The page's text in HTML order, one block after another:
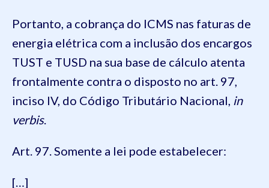
Portanto, a cobrança do ICMS nas faturas de
energia elétrica com a inclusão dos encargos
TUST e TUSD na sua base de cálculo atenta
frontalmente contra o disposto no art. 97,
inciso IV, do Código Tributário Nacional, in
verbis.
Art. 97. Somente a lei pode estabelecer:
[…]